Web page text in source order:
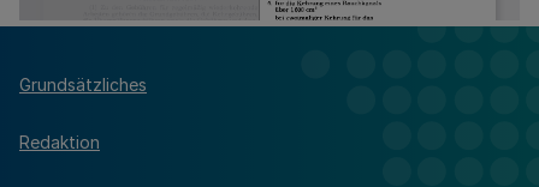
Grundsätzliches
Redaktion